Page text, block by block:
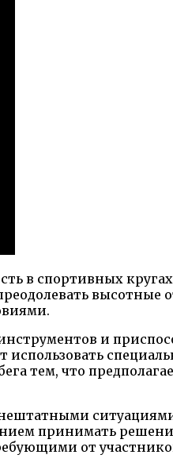
в спортивных
высотные
и
тем, что
принимать
от